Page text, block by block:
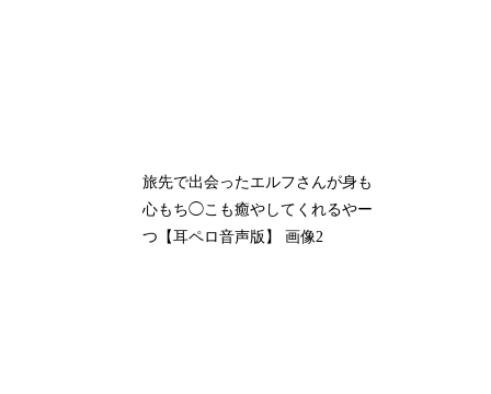
旅先で出会ったエルフさんが身も
心もち◯こも癒やしてくれるやー
つ【耳ペロ音声版】 画像2